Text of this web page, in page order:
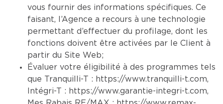
vous fournir des informations spécifiques. Ce
faisant, l’Agence a recours à une technologie
permettant d’effectuer du profilage, dont les
fonctions doivent être activées par le Client à
partir du Site Web;
Évaluer votre éligibilité à des programmes tels
que Tranquilli-T : https://www.tranquilli-t.com,
Intégri-T : https://www.garantie-integri-t.com,